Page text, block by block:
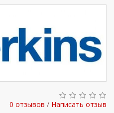
0 отзывов / Написать отзыв